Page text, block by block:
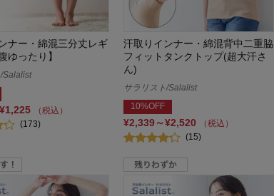
ナー・綿混三分丈レギ
ゆったり】
Salalist
（税込）
(173)
汗取りインナー・綿混背中二重脇
フィットタンクトップ(超大汗さ
ん)
サラリスト/Salalist
10%OFF
¥2,339～¥2,520
（税込）
(15)